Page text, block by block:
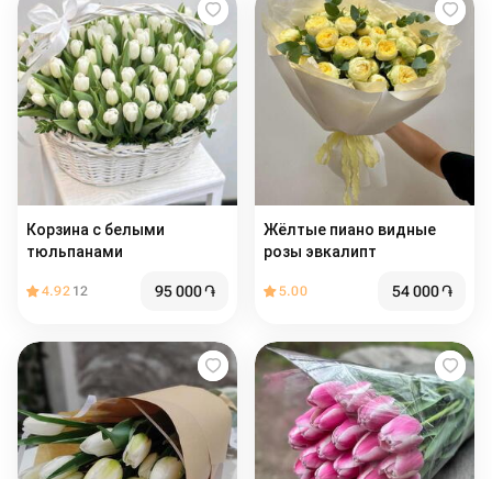
Корзина с белыми
тюльпанами
4.92 12 95 000֏
Жёлтые пиано видные
розы эвкалипт
5.00 54 000֏